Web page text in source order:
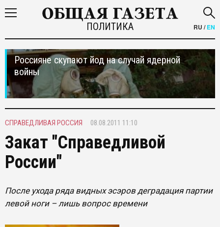
ПОЛИТИКА RU /EN
Россияне скупают йод на случай ядерной
войны
СПРАВЕДЛИВАЯ РОССИЯ 08.08.2011 11:10
Закат "Справедливой
России"
После ухода ряда видных эсэров деградация партии
левой ноги – лишь вопрос времени